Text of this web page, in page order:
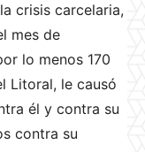
crisis carcelaria,
mes de
lo menos 170
Litoral, le causó
él y contra su
contra su